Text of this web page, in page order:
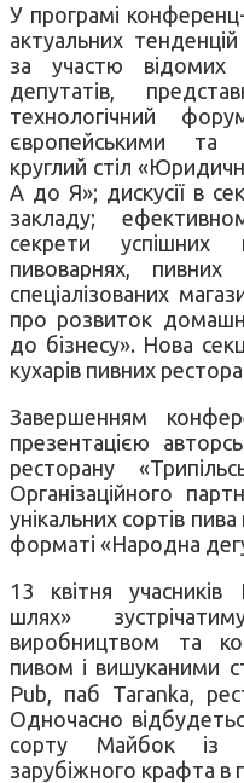
У програмі
актуальних
за участю відомих
депутатів,
технологічний
європейськими та
круглий стіл
А до Я»; дискусії в
закладу;
секрети успішних
пивоварнях, пивних
спеціалізованих
про розвиток
до бізнесу». Нова
кухарів пивних
Завершенням
презентацією
ресторану
Організаційного
унікальних сортів
форматі «Народна
13 квітня
шлях»
виробництвом та
пивом і вишуканими
Pub, паб Taranka,
Одночасно
сорту Майбок із
зарубіжного крафта в